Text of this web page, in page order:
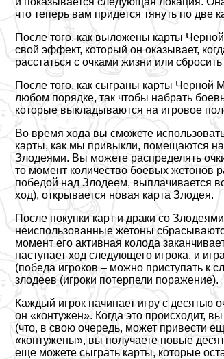
что теперь вам придется тянуть по две
После того, как выложены карты
свой эффект, который он оказывает,
расстаться с очками жизни или
После того, как сыграны карты Черной
любом порядке, так чтобы набрать
которые выкладываются на игровое
Во время хода вы сможете
карты, как мы привыкли, помещаются
Злодеями. Вы можете распределять
то момент количество боевых жетонов
победой над Злодеем, выплачивается
ход), открывается новая карта Злодея.
После покупки карт и дpaки со
неиспользованные жетоны
момент его активная колода
наступает ход следующего игрока, и
(победа игроков – можно приступать к
злодеев (игроки потерпели поражение).
Каждый игрок начинает игру с десятью
он «контужен». Когда это происходит,
(что, в свою очередь, может привести
«контужены», вы получаете новые
еще можете сыграть карты, которые